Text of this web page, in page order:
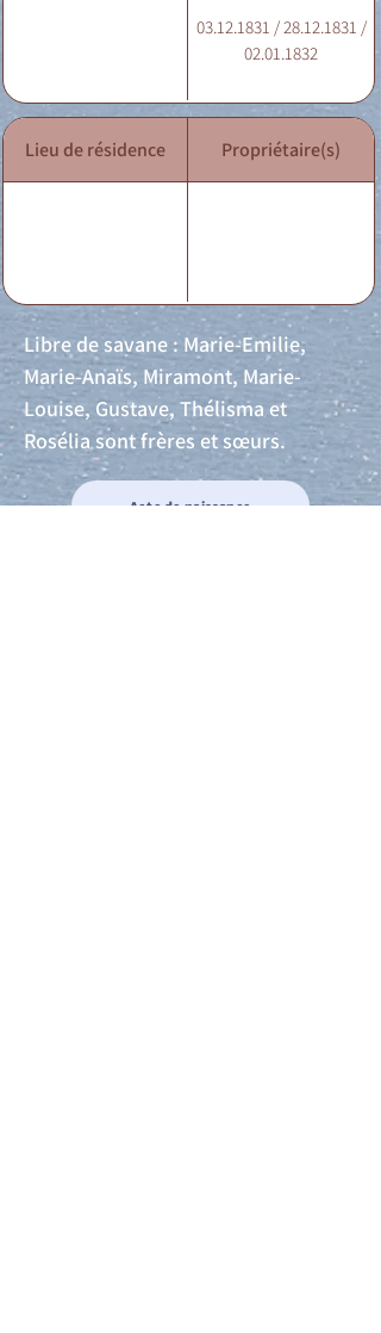
03.12.1831 / 28.12.1831 /
02.01.1832
Lieu de résidence Propriétaire(s)
Libre de savane : Marie-Emilie,
Marie-Anaïs, Miramont, Marie-
Louise, Gustave, Thélisma et
Rosélia sont frères et sœurs.
Acte de naissance